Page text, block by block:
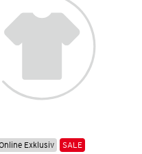
Exklusiv SALE